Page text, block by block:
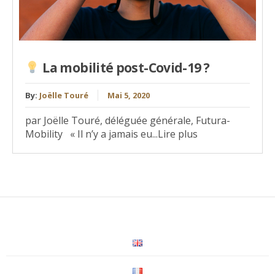
La mobilité post-Covid-19 ?
By: Joëlle Touré Mai 5, 2020
par Joëlle Touré, déléguée générale, Futura-
Mobility « Il n’y a jamais eu...Lire plus